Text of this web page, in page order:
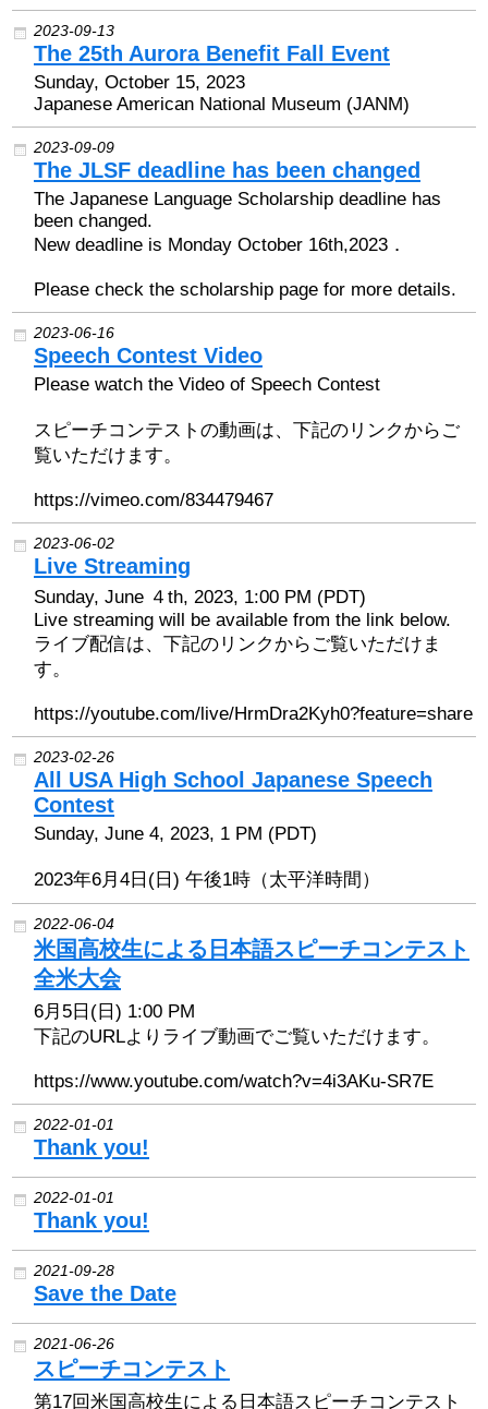
2014 Winners
2014 Results
2013 Results
奨学金
2023 Resipiant
2019 Recipients
2018 Recipients
2017 Recipients
2016 Recipients
2015 Recipients
2014 受賞者
2013 受賞者
コンサート情報
さだ まさし
授賞式
2023 受賞者
2023 Sponsor
Sponsorship
Golf
新着情報
2008 ~ 2024
寄付
2023-09-13
The 25th Aurora Benefit Fall Event
Sunday, October 15, 2023
Japanese American National Museum (JANM)
2023-09-09
The JLSF deadline has been changed
The Japanese Language Scholarship deadline has
been changed.
New deadline is Monday October 16th,2023．
Please check the scholarship page for more details.
2023-06-16
Speech Contest Video
Please watch the Video of Speech Contest
スピーチコンテストの動画は、下記のリンクからご
覧いただけます。
https://vimeo.com/834479467
2023-06-02
Live Streaming
Sunday, June ４th, 2023, 1:00 PM (PDT)
Live streaming will be available from the link below.
ライブ配信は、下記のリンクからご覧いただけま
す。
https://youtube.com/live/HrmDra2Kyh0?feature=share
2023-02-26
All USA High School Japanese Speech
Contest
Sunday, June 4, 2023, 1 PM (PDT)
2023年6月4日(日) 午後1時（太平洋時間）
2022-06-04
米国高校生による日本語スピーチコンテスト
全米大会
6月5日(日) 1:00 PM
下記のURLよりライブ動画でご覧いただけます。
https://www.youtube.com/watch?v=4i3AKu-SR7E
2022-01-01
Thank you!
2022-01-01
Thank you!
2021-09-28
Save the Date
2021-06-26
スピーチコンテスト
第17回米国高校生による日本語スピーチコンテスト